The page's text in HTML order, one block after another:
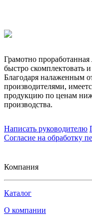
Грамотно
быстро скомплектовать
Благодаря налаженным
производителями,
продукцию по ценам
производства.
Написать руководителю
Согласие на обработку
Компания
Каталог
О компании